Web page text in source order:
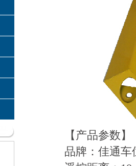
【产品参数】
品牌：佳通车